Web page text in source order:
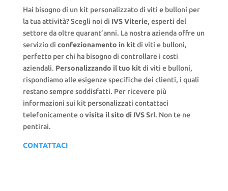
Hai bisogno di un kit personalizzato di viti e bulloni per
la tua attività? Scegli noi di IVS Viterie, esperti del
settore da oltre quarant’anni. La nostra azienda offre un
servizio di confezionamento in kitdi viti e bulloni,
perfetto per chi ha bisogno di controllare i costi
aziendali. Personalizzando il tuo kitdi viti e bulloni,
rispondiamo alle esigenze specifiche dei clienti, i quali
restano sempre soddisfatti. Per ricevere più
informazioni sui kit personalizzati contattaci
telefonicamente ovisita il sito di IVS Srl. Non te ne
pentirai.
CONTATTACI